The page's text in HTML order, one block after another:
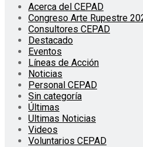
Acerca del CEPAD
Congreso Arte Rupestre
Consultores CEPAD
Destacado
Eventos
Líneas de Acción
Noticias
Personal CEPAD
Sin categoría
Últimas
Ultimas Noticias
Videos
Voluntarios CEPAD